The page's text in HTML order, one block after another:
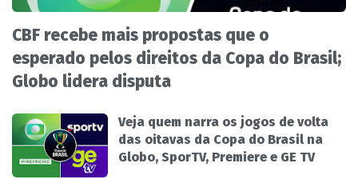
CBF recebe mais propostas que o
esperado pelos direitos da Copa do Brasil;
Globo lidera disputa
Veja quem narra os jogos de volta
das oitavas da Copa do Brasil na
Globo, SporTV, Premiere e GE TV